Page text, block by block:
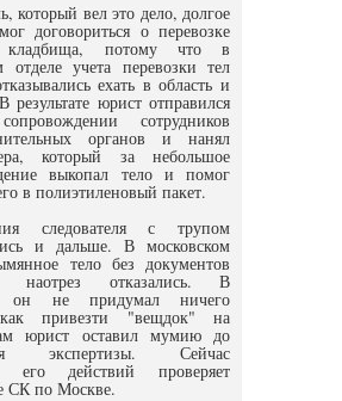
который вел это дело, долгое
договориться о перевозке
потому что в
отделе учета перевозки тел
ехать в область и
результате юрист отправился
сотрудников
органов и нанял
который за небольшое
выкопал тело и помог
в полиэтиленовый пакет.
следователя с трупом
и дальше. В московском
тело без документов
наотрез отказались. В
он не придумал ничего
привезти "вещдок" на
юрист оставил мумию до
экспертизы. Сейчас
его действий проверяет
СК по Москве.